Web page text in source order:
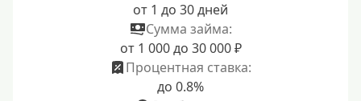
от 1 до 30 дней
Сумма займа:
от 1 000 до 30 000 ₽
Процентная ставка:
до 0.8%